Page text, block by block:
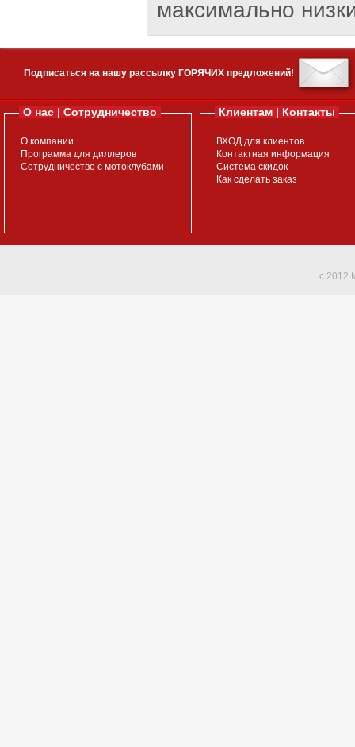
максимально
Подписаться на нашу рассылку ГОРЯЧИХ предложений!
О нас | Сотрудничество
О компании
Программа для диллеров
Сотрудничество с мотоклубами
Клиентам | Контакты
ВХОД для клиентов
Контактная информация
Система скидок
Как сделать заказ
c 2012